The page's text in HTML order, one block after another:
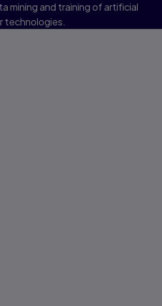
mining and training of artificial
technologies.